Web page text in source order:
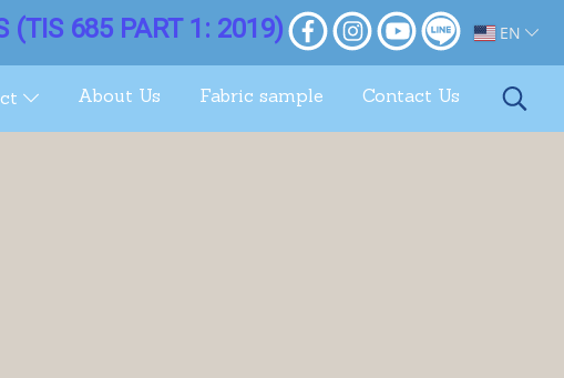
(TIS 685 PART 1: 2019) EN
About Us Fabric sample Contact Us